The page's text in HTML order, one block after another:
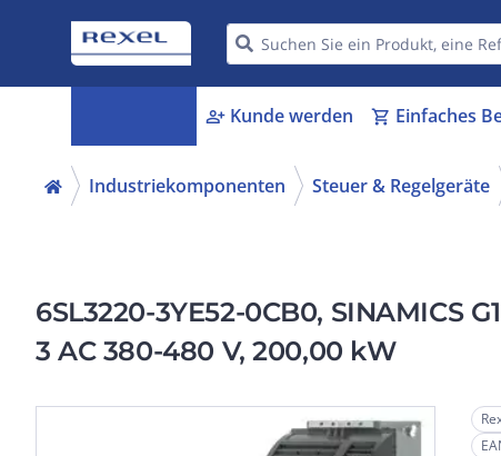
person_add Kunde werden shopping_cart Einfaches
Industriekomponenten Steuer & Regelgeräte
6SL3220-3YE52-0CB0, SINAMICS
3 AC 380-480 V, 200,00 kW